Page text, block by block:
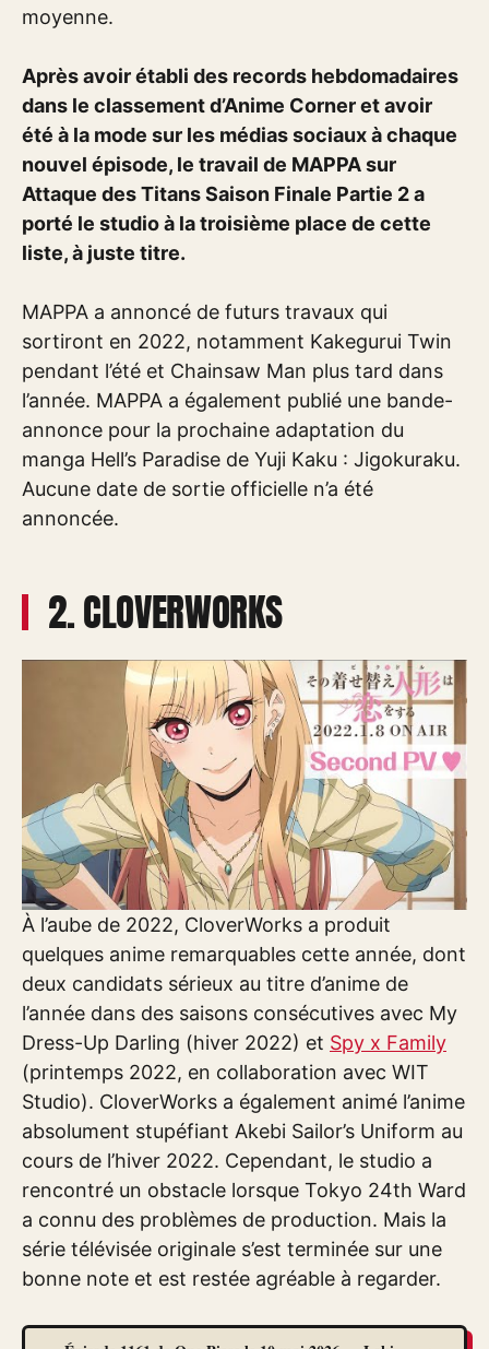
moyenne.
Après avoir établi des records hebdomadaires
dans le classement d’Anime Corner et avoir
été à la mode sur les médias sociaux à chaque
nouvel épisode, le travail de MAPPA sur
Attaque des Titans Saison Finale Partie 2 a
porté le studio à la troisième place de cette
liste, à juste titre.
MAPPA a annoncé de futurs travaux qui
sortiront en 2022, notamment Kakegurui Twin
pendant l’été et Chainsaw Man plus tard dans
l’année. MAPPA a également publié une bande-
annonce pour la prochaine adaptation du
manga Hell’s Paradise de Yuji Kaku : Jigokuraku.
Aucune date de sortie officielle n’a été
annoncée.
2. CLOVERWORKS
À l’aube de 2022, CloverWorks a produit
quelques anime remarquables cette année, dont
deux candidats sérieux au titre d’anime de
l’année dans des saisons consécutives avec My
Dress-Up Darling (hiver 2022) et Spy x Family
(printemps 2022, en collaboration avec WIT
Studio). CloverWorks a également animé l’anime
absolument stupéfiant Akebi Sailor’s Uniform au
cours de l’hiver 2022. Cependant, le studio a
rencontré un obstacle lorsque Tokyo 24th Ward
a connu des problèmes de production. Mais la
série télévisée originale s’est terminée sur une
bonne note et est restée agréable à regarder.